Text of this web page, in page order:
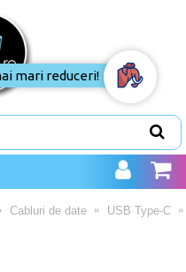
Cabluri de date USB Type-C
mari reduceri!